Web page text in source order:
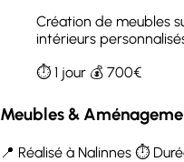
Création de meubles
intérieurs
⏱️ 1 jour 💰 700€
Meubles &
📍 Réalisé à Nalinnes ⏱️